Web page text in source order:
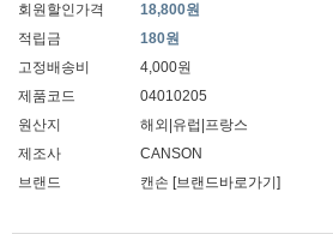
회원할인가격
18,800원
적립금
180원
고정배송비
4,000원
제품코드
04010205
원산지
해외|유럽|프랑스
제조사
CANSON
브랜드
캔손 [브랜드바로가기]